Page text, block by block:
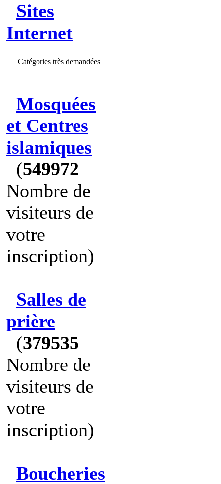
Sites
Internet
Catégories très demandées
Mosquées
et Centres
islamiques
(549972
Nombre de
visiteurs de
votre
inscription)
Salles de
prière
(379535
Nombre de
visiteurs de
votre
inscription)
Boucheries